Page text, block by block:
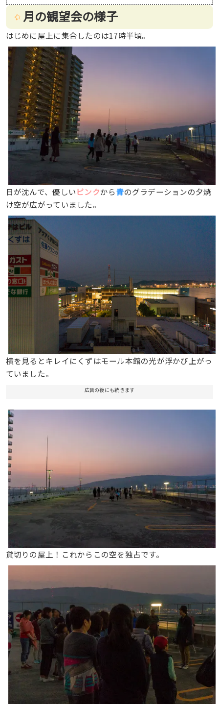
月の観望会の様子
はじめに屋上に集合したのは17時半頃。
日が沈んで、優しいピンクから青のグラデーションの夕焼
け空が広がっていました。
横を見るとキレイにくずはモール本館の光が浮かび上がっ
ていました。
広告の後にも続きます
貸切りの屋上！これからこの空を独占です。